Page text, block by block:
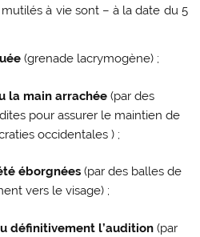
à vie sont – à la date du 5
(grenade lacrymogène) ;
la main arrachée(par des
pour assurer le maintien de
occidentales ) ;
éborgnées(par des balles de
vers le visage) ;
définitivement l’audition(par